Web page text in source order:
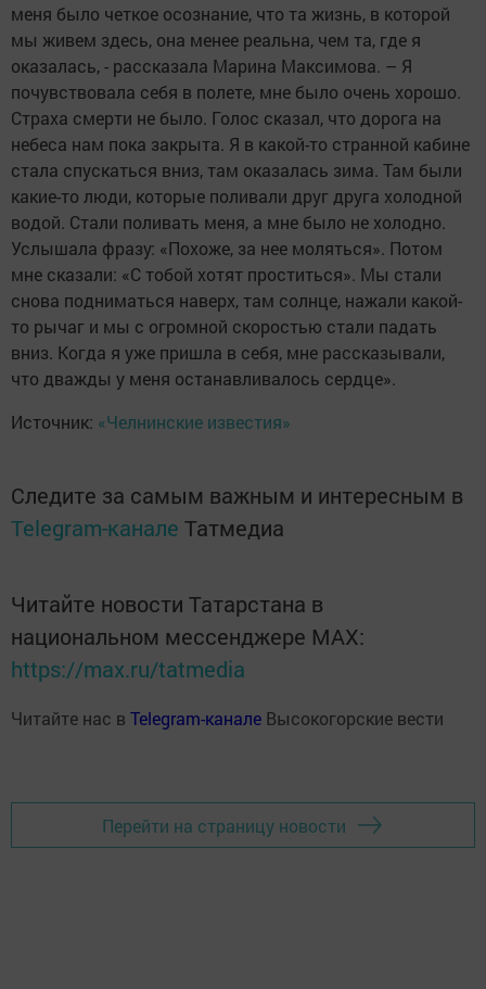
меня было четкое осознание, что та жизнь, в которой
мы живем здесь, она менее реальна, чем та, где я
оказалась, - рассказала Марина Максимова. – Я
почувствовала себя в полете, мне было очень хорошо.
Страха смерти не было. Голос сказал, что дорога на
небеса нам пока закрыта. Я в какой-то странной кабине
стала спускаться вниз, там оказалась зима. Там были
какие-то люди, которые поливали друг друга холодной
водой. Стали поливать меня, а мне было не холодно.
Услышала фразу: «Похоже, за нее моляться». Потом
мне сказали: «С тобой хотят проститься». Мы стали
снова подниматься наверх, там солнце, нажали какой-
то рычаг и мы с огромной скоростью стали падать
вниз. Когда я уже пришла в себя, мне рассказывали,
что дважды у меня останавливалось сердце».
Источник: «Челнинские известия»
Следите за самым важным и интересным в
Telegram-канале Татмедиа
Читайте новости Татарстана в
национальном мессенджере MАХ:
https://max.ru/tatmedia
Читайте нас в Telegram-канале Высокогорские вести
Перейти на страницу новости